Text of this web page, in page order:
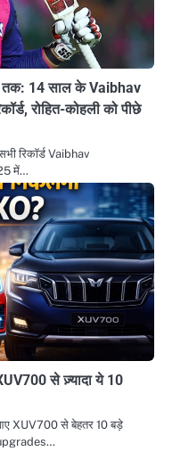
14 साल के Vaibhav
रोहित-कोहली को पीछे
रिकॉर्ड Vaibhav
में…
से ज़्यादा ये 10
XUV700 से बेहतर 10 बड़े